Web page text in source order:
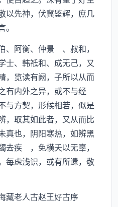
以先神，伏冀鉴辉，庶几
阿衡、仲景 、叔和，
士、韩祗和、成无己，又
，览读有阙，子所以从而
有内外之异，或不与经
与方契，形候相若，似是
，取其如此者，又从而比
真也，阴阳寒热，如辨黑
去疾 ，免横夭以无辜，
每虑浅识，或有所遗，敬
老人古赵王好古序